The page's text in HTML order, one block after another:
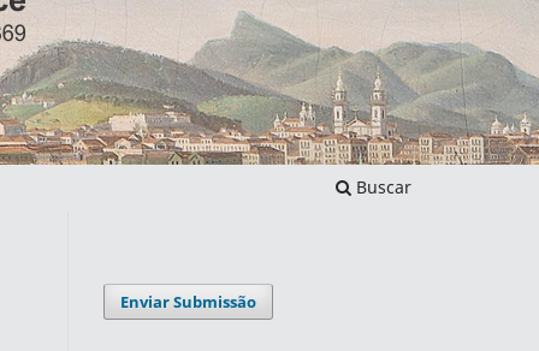
Buscar
Enviar Submissão